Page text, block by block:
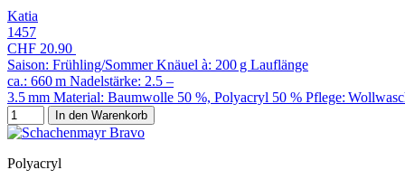
Katia
1457
CHF 20.90
Saison: Frühling/Sommer Knäuel à: 200 g Lauflänge
ca.: 660 m Nadelstärke: 2.5 –
3.5 mm Material: Baumwolle 50 %, Polyacryl 50 % Pflege:
In den Warenkorb
Polyacryl